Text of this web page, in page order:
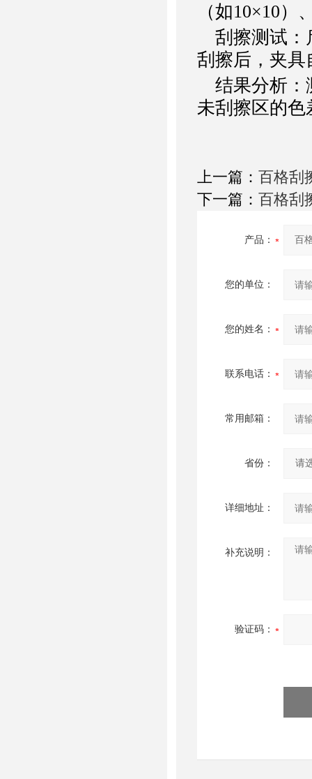
（如10×10
刮擦测试：
刮擦后，夹具
结果分析：
未刮擦区的色
上一篇： 百格刮
下一篇： 百格刮
产品：
您的单位：
您的姓名：
联系电话：
常用邮箱：
省份：
详细地址：
补充说明：
验证码：